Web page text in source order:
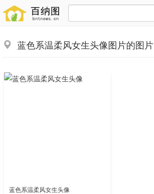
蓝色系温柔风女生头像图片的图片
蓝色系温柔风女生头像